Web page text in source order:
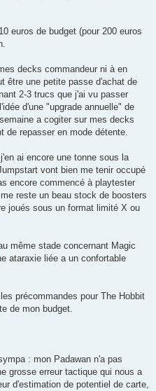
euros de budget (pour 200 euros
decks commandeur ni à en
être une petite passe d'achat de
2-3 trucs que j'ai vu passer
d'une "upgrade annuelle" de
a cogiter sur mes decks
de repasser en mode détente.
ai encore une tonne sous la
vont bien me tenir occupé
encore commencé à playtester
reste un beau stock de boosters
joués sous un format limité X ou
même stade concernant Magic
ataraxie liée a un confortable
précommandes pour The Hobbit
de mon budget.
: mon Padawan n'a pas
grosse erreur tactique qui nous a
d'estimation de potentiel de carte,